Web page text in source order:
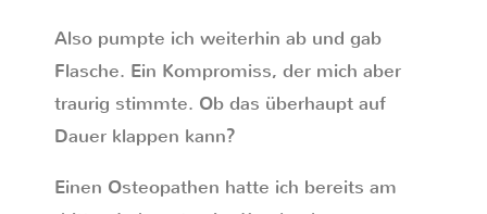
Also pumpte ich weiterhin ab und gab
Flasche. Ein Kompromiss, der mich aber
traurig stimmte. Ob das überhaupt auf
Dauer klappen kann?
Einen Osteopathen hatte ich bereits am